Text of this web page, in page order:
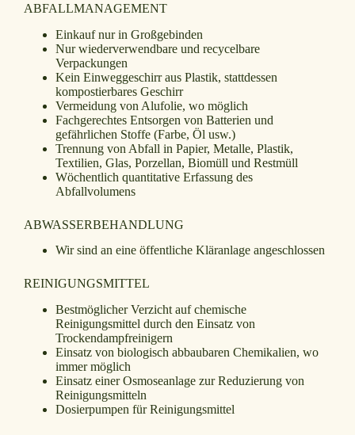
ABFALLMANAGEMENT
Einkauf nur in Großgebinden
Nur wiederverwendbare und recycelbare
Verpackungen
Kein Einweggeschirr aus Plastik, stattdessen
kompostierbares Geschirr
Vermeidung von Alufolie, wo möglich
Fachgerechtes Entsorgen von Batterien und
gefährlichen Stoffe (Farbe, Öl usw.)
Trennung von Abfall in Papier, Metalle, Plastik,
Textilien, Glas, Porzellan, Biomüll und Restmüll
Wöchentlich quantitative Erfassung des
Abfallvolumens
ABWASSERBEHANDLUNG
Wir sind an eine öffentliche Kläranlage angeschlossen
REINIGUNGSMITTEL
Bestmöglicher Verzicht auf chemische
Reinigungsmittel durch den Einsatz von
Trockendampfreinigern
Einsatz von biologisch abbaubaren Chemikalien, wo
immer möglich
Einsatz einer Osmoseanlage zur Reduzierung von
Reinigungsmitteln
Dosierpumpen für Reinigungsmittel